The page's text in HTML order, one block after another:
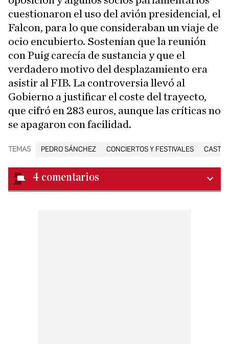
cuestionaron el uso del avión presidencial, el
Falcon, para lo que consideraban un viaje de
ocio encubierto. Sostenían que la reunión
con Puig carecía de sustancia y que el
verdadero motivo del desplazamiento era
asistir al FIB. La controversia llevó al
Gobierno a justificar el coste del trayecto,
que cifró en 283 euros, aunque las críticas no
se apagaron con facilidad.
TEMAS PEDRO SÁNCHEZ CONCIERTOS Y FESTIVALES
4 comentarios